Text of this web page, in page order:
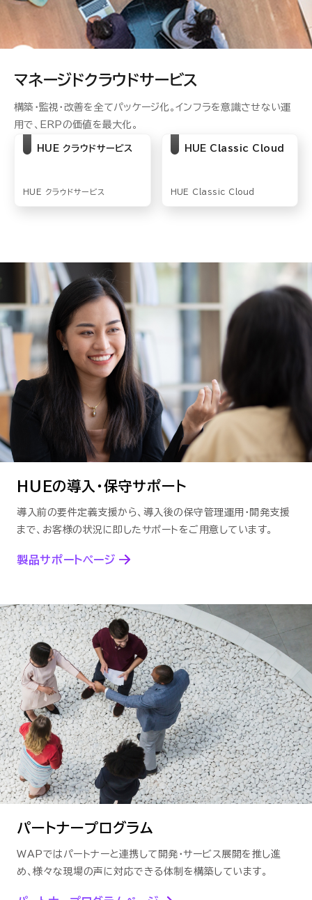
マネージドクラウドサービス
構築・監視・改善を全てパッケージ化。インフラを意識させない運
用で、ERPの価値を最大化。
HUE クラウドサービス
HUE クラウドサービス
HUE Classic Cloud
HUE Classic Cloud
HUEの導入・保守サポート
導入前の要件定義支援から、導入後の保守管理運用・開発支援
まで、 お客様の状況に即したサポートをご用意しています。
製品サポートページ
パートナープログラム
WAPではパートナーと連携して開発・サービス展開を推し進
め、 様々な現場の声に対応できる体制を構築しています。